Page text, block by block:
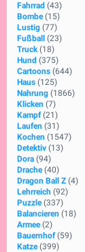
Fahrrad (43)
Bombe (15)
Lustig (77)
Fußball
(23)
Truck (18)
Hund (375)
Cartoons (644)
Haus (125)
Nahrung (1866)
Klicken (7)
Kampf (21)
Laufen (31)
Kochen (1547)
Detektiv (13)
Dora (94)
Drache (40)
Dragon Ball Z (4)
Lehrreich (92)
Puzzle (337)
Balancieren (18)
Armee (2)
Bauernhof (59)
Katze (399)